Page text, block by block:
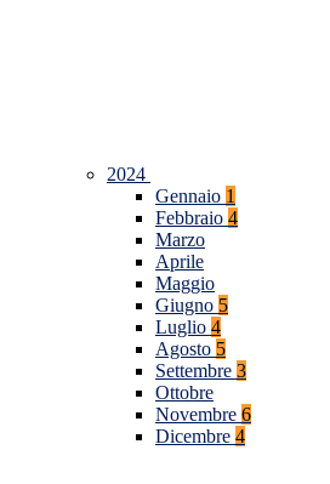
2024
Gennaio 1
Febbraio 4
Marzo
Aprile
Maggio
Giugno 5
Luglio 4
Agosto 5
Settembre 3
Ottobre
Novembre 6
Dicembre 4